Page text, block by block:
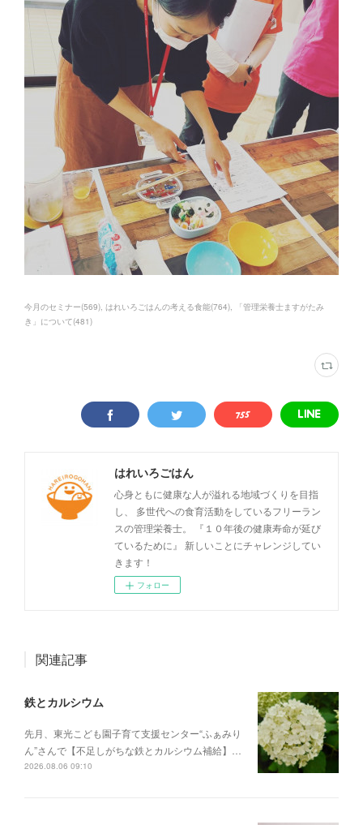
今月のセミナー(569) はれいろごはんの考える食能(764)
「管理栄養士ますがたみ
き」について(481)
はれいろごはん
心身ともに健康な人が溢れる地域づくりを目指
し、 多世代への食育活動をしているフリーラン
スの管理栄養士。 『１０年後の健康寿命が延び
ているために』 新しいことにチャレンジしてい
きます！
フォロー
関連記事
鉄とカルシウム
先月、東光こども園子育て支援センター“ふぁみり
ん”さんで【不足しがちな鉄とカルシウム補給】…
2026.08.06 09:10